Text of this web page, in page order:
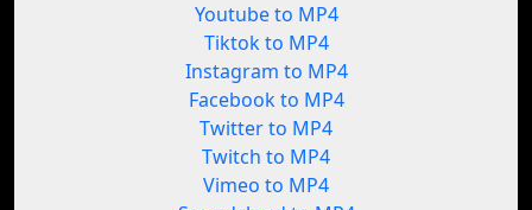
Youtube to MP4
Tiktok to MP4
Instagram to MP4
Facebook to MP4
Twitter to MP4
Twitch to MP4
Vimeo to MP4